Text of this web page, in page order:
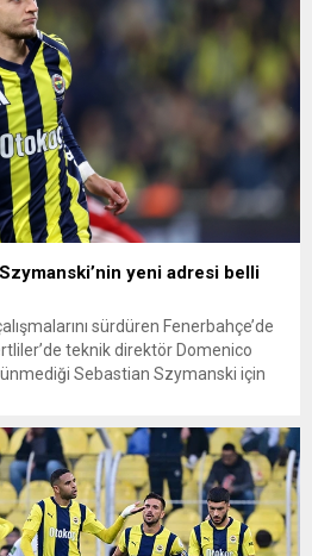
Szymanski’nin yeni adresi belli
sürdüren Fenerbahçe’de
teknik direktör Domenico
Sebastian Szymanski için
arasında bu sabah saatlerinde
anlaşma sağlandı. Rennes